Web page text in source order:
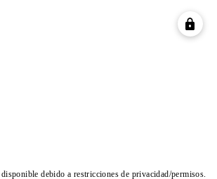
debido a restricciones de privacidad/permisos.